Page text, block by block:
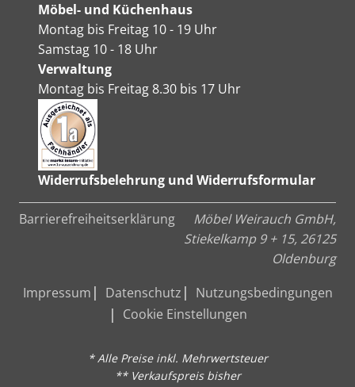
Möbel- und Küchenhaus
Montag bis Freitag 10 - 19 Uhr
Samstag 10 - 18 Uhr
Verwaltung
Montag bis Freitag 8.30 bis 17 Uhr
Widerrufsbelehrung und Widerrufsformular
Barrierefreiheitserklärung
Möbel Weirauch GmbH,
Stiekelkamp 9 + 15, 26125
Oldenburg
Impressum
Datenschutz
Nutzungsbedingungen
Cookie Einstellungen
* Alle Preise inkl. Mehrwertsteuer
** Verkaufspreis bisher